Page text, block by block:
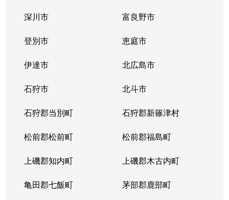
深川市 富良野市
登別市 恵庭市
伊達市 北広島市
石狩市 北斗市
石狩郡当別町 石狩郡新篠津村
松前郡松前町 松前郡福島町
上磯郡知内町 上磯郡木古内町
亀田郡七飯町 茅部郡鹿部町